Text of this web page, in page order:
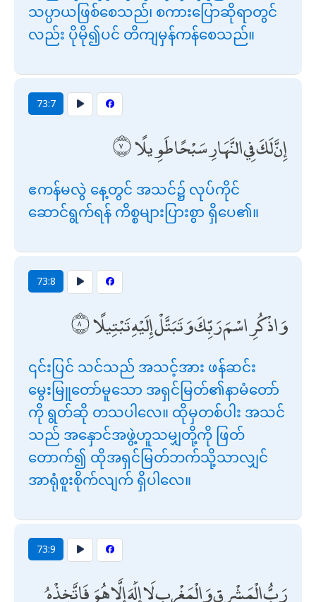
သပ္ပာယဖြစ်စေသည်၊ စကားပြောဆိုရာတွင်
လည်း ပိုမို၍ပင် တိကျမှန်ကန်စေသည်။
73:7
إِنَّ لَكَ فِي النَّهَارِ سَبْحًا طَوِيلًا
ဧကန်မလွဲ နေ့တွင် အသင်၌ လုပ်ကိုင်
ဆောင်ရွက်ရန် ကိစ္စများပြားစွာ ရှိပေ၏။
73:8
وَاذْكُرِ اسْمَ رَبِّكَ وَتَبَتَّلْ إِلَيْهِ تَبْتِيلًا
၎င်းပြင် သင်သည် အသင့်အား ဖန်ဆင်း
မွေးမြူတော်မူသော အရှင်မြတ်၏နာမံတော်
ကို ရွတ်ဆို တသပါလေ။ ထိုမှတစ်ပါး အသင်
သည် အနှောင်အဖွဲ့ဟူသမျှတို့ကို ဖြတ်
တောက်၍ ထိုအရှင်မြတ်ဘက်သို့သာလျှင်
အာရုံစူးစိုက်လျက် ရှိပါလေ။
73:9
رَبُّ الْمَشْرِقِ وَالْمَغْرِبِ لَا إِلَٰهَ إِلَّا هُوَ فَاتَّخِذْهُ